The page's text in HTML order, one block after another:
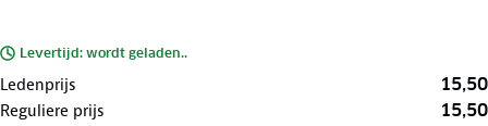
Levertijd: wordt geladen..
Ledenprijs 15,50
Reguliere prijs 15,50